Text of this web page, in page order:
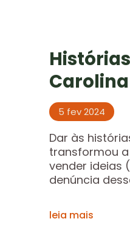
5 fev 2024
Dar às
transformou
vender ideias
denúncia
leia mais